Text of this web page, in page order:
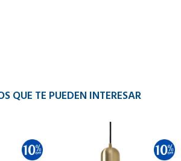
QUE TE PUEDEN INTERESAR